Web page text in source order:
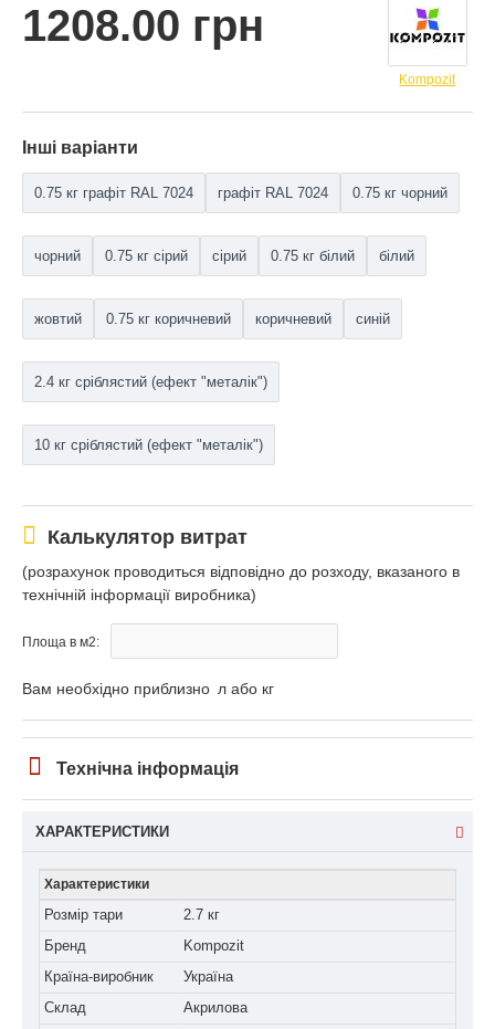
1208.00 грн
Kompozit
Інші варіанти
0.75 кг графіт RAL 7024 графіт RAL 7024 0.75 кг чорний
чорний 0.75 кг сірий сірий 0.75 кг білий білий
жовтий 0.75 кг коричневий коричневий синій
2.4 кг сріблястий (ефект "металік")
10 кг сріблястий (ефект "металік")
Калькулятор витрат
(розрахунок проводиться відповідно до розходу, вказаного в
технічній інформації виробника)
Площа в м2:
Вам необхідно приблизно л або кг
Технічна інформація
ХАРАКТЕРИСТИКИ
Характеристики
Розмір тари
2.7 кг
Бренд
Kompozit
Країна-виробник
Україна
Склад
Акрилова